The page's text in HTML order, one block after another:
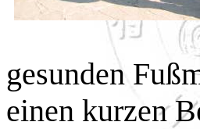
gesunden
einen kurzen